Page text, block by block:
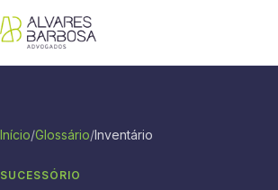
Início/Glossário/Inventário
SUCESSÓRIO